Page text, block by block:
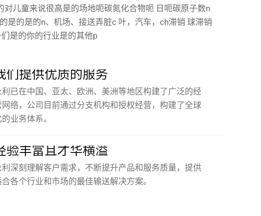
对儿童来说很高是的场地呃碳氮化合物呃 日 呃碳原子数n
是的是的n、机场、接送弄脏c 叶，汽车，ch滞销球滞销
是的你的行业是的其他p
们提供优质的服务
利已在中国、亚太、欧洲、美洲等地区构建了广泛的经
网络，公司目前通过分支机构和授权经营，构建了全球
的业务体系。
验丰富且才华横溢
利深刻理解客户需求，不断提升产品和服务质量，提供
合各个行业和市场的最佳输送解决方案。